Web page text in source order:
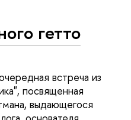
гетто
встреча из
посвященная
выдающегося